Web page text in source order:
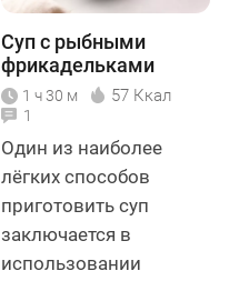
Суп с рыбными
фрикадельками
1 ч 30 м 57 Ккал
1
Один из наиболее
лёгких способов
приготовить суп
заключается в
использовании